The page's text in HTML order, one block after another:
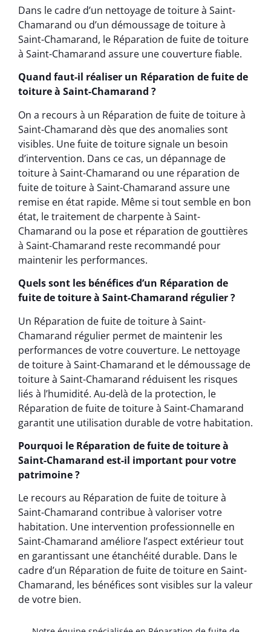
Dans le cadre d’un nettoyage de toiture à Saint-
Chamarand ou d’un démoussage de toiture à
Saint-Chamarand, le Réparation de fuite de toiture
à Saint-Chamarand assure une couverture fiable.
Quand faut-il réaliser un Réparation de fuite de
toiture à Saint-Chamarand ?
On a recours à un Réparation de fuite de toiture à
Saint-Chamarand dès que des anomalies sont
visibles. Une fuite de toiture signale un besoin
d’intervention. Dans ce cas, un dépannage de
toiture à Saint-Chamarand ou une réparation de
fuite de toiture à Saint-Chamarand assure une
remise en état rapide. Même si tout semble en bon
état, le traitement de charpente à Saint-
Chamarand ou la pose et réparation de gouttières
à Saint-Chamarand reste recommandé pour
maintenir les performances.
Quels sont les bénéfices d’un Réparation de
fuite de toiture à Saint-Chamarand régulier ?
Un Réparation de fuite de toiture à Saint-
Chamarand régulier permet de maintenir les
performances de votre couverture. Le nettoyage
de toiture à Saint-Chamarand et le démoussage de
toiture à Saint-Chamarand réduisent les risques
liés à l’humidité. Au-delà de la protection, le
Réparation de fuite de toiture à Saint-Chamarand
garantit une utilisation durable de votre habitation.
Pourquoi le Réparation de fuite de toiture à
Saint-Chamarand est-il important pour votre
patrimoine ?
Le recours au Réparation de fuite de toiture à
Saint-Chamarand contribue à valoriser votre
habitation. Une intervention professionnelle en
Saint-Chamarand améliore l’aspect extérieur tout
en garantissant une étanchéité durable. Dans le
cadre d’un Réparation de fuite de toiture en Saint-
Chamarand, les bénéfices sont visibles sur la valeur
de votre bien.